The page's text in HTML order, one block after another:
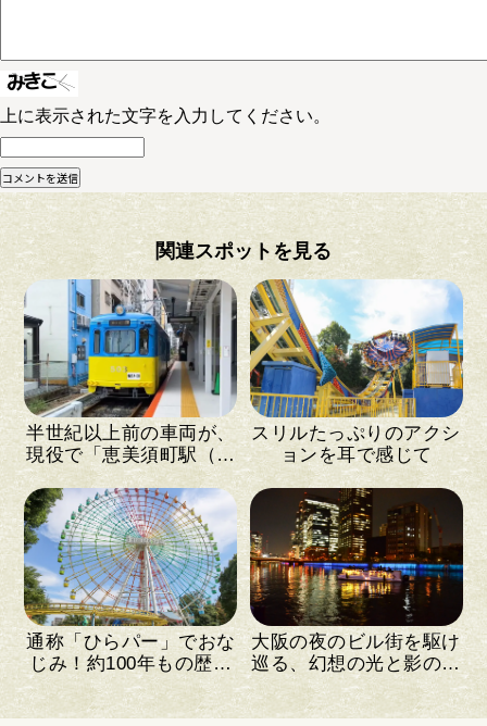
上に表示された文字を入力してください。
関連スポットを見る
半世紀以上前の車両が、
現役で「恵美須町駅（通
天閣前）」を出…
スリルたっぷりのアクシ
ョンを耳で感じて
通称「ひらパー」でおな
じみ！約100年もの歴史
がある遊園地
大阪の夜のビル街を駆け
巡る、幻想の光と影のイ
ルミネーション